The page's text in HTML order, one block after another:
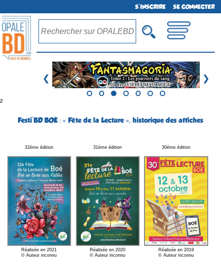
S'INSCRIRE SE CONNECTER
❮ ❯
²
Festi'BD BOÉ : « Fête de la Lecture », historique des affiches
32éme édition
Réalisée en 2021
© Auteur inconnu
31éme édition
Réalisée en 2020
© Auteur inconnu
30éme édition
Réalisée en 2019
© Auteur inconnu